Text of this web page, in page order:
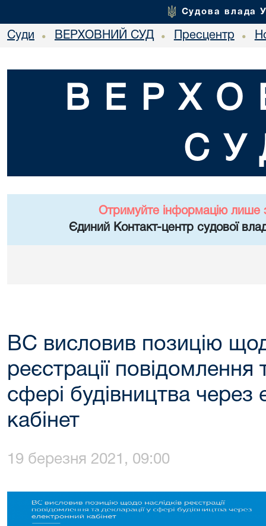
Судова влада
Суди • ВЕРХОВНИЙ СУД • Пресцентр •
Отримуйте інформацію лише
Єдиний Контакт-центр судової
ВС висловив позицію
реєстрації повідомлення
сфері будівництва через
кабінет
19 березня 2021, 09:00